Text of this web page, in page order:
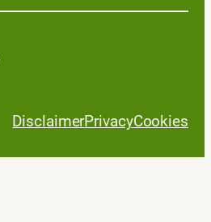
DisclaimerPrivacyCookies